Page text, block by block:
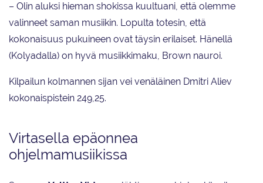
– Olin aluksi hieman shokissa kuultuani, että olemme
valinneet saman musiikin. Lopulta totesin, että
kokonaisuus pukuineen ovat täysin erilaiset. Hänellä
(Kolyadalla) on hyvä musiikkimaku, Brown nauroi.
Kilpailun kolmannen sijan vei venäläinen Dmitri Aliev
kokonaispistein 249,25.
Virtasella epäonnea
ohjelmamusiikissa